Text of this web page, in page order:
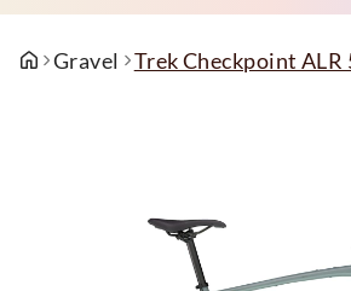
Gravel Trek Checkpoint ALR